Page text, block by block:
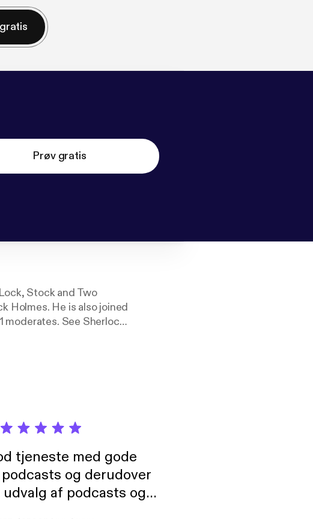
Prøv gratis
Stock and Two
Holmes. He is also joined
moderates. See Sherlock
tjeneste med gode
og derudover
af podcasts og